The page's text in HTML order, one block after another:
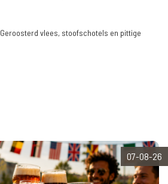
Geroosterd vlees, stoofschotels en pittige
07-08-26